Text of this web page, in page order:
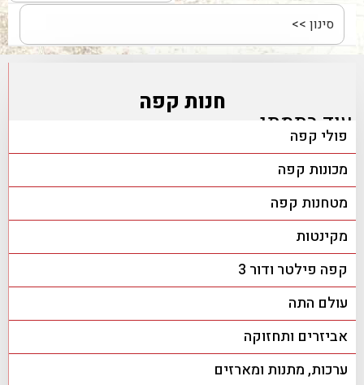
חנות קפה
פולי קפה
מכונות קפה
מטחנות קפה
מקינטות
קפה פילטר ודור 3
עולם התה
אביזרים ותחזוקה
ערכות, מתנות ומארזים
עוד בתמתי